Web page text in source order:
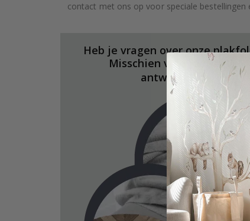
contact met ons op voor speciale
Heb je vragen over onze
Misschien vind je hier de
antwoorden.